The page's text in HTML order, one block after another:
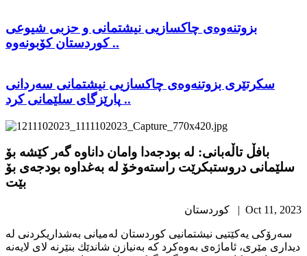
بزوتنەوەی چاکسازیی نیشتمانی و حزبی شیوعی
کوردستان کۆبونەوە ..
سکرتێری بزوتنەوەی چاکسازیی نیشتمانی سەردانی
پارێزگای سلێمانی کرد ..
​بافڵ تاڵه‌بانی‌: له‌ بودجه‌دا وامان داناوه‌ گه‌ر كێشه‌ بۆ
سلێمانی‌ دروستبكرێت راسته‌وخۆ له‌ به‌غداوه‌ بودجه‌ی‌ بۆ
بێت
Oct 11, 2023 | كوردستان
سه‌رۆكی یه‌كێتیی نیشتمانیی كوردستان له‌میانی به‌شداریكردنی له‌
دیداری مێری، ئاماژه‌ی به‌وه‌كرد كه‌ به‌نیازن شاندێك بنێرنه‌ لای لایه‌نه‌